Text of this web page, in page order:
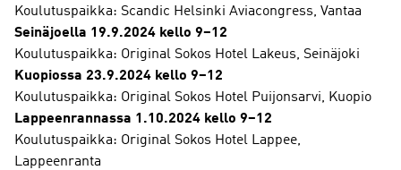
Koulutuspaikka: Scandic Helsinki Aviacongress, Vantaa
Seinäjoella 19.9.2024 kello 9–12
Koulutuspaikka: Original Sokos Hotel Lakeus, Seinäjoki
Kuopiossa 23.9.2024 kello 9–12
Koulutuspaikka: Original Sokos Hotel Puijonsarvi, Kuopio
Lappeenrannassa 1.10.2024 kello 9–12
Koulutuspaikka: Original Sokos Hotel Lappee,
Lappeenranta